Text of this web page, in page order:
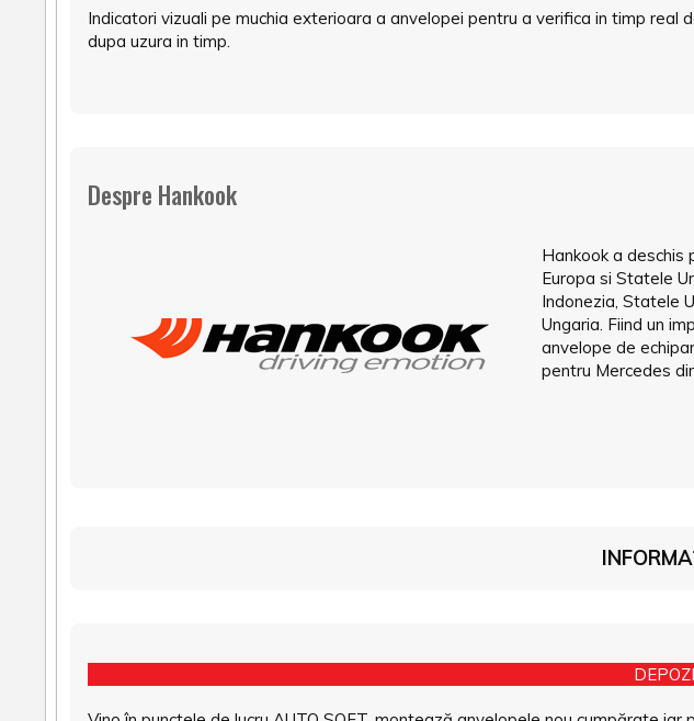
Indicatori vizuali pe muchia exterioara a anvelopei pentru a verifica in timp real
dupa uzura in timp.
Despre Hankook
Hankook a deschis
Europa si Statele
Indonezia, Statele
Ungaria. Fiind un
anvelope de
pentru Mercedes